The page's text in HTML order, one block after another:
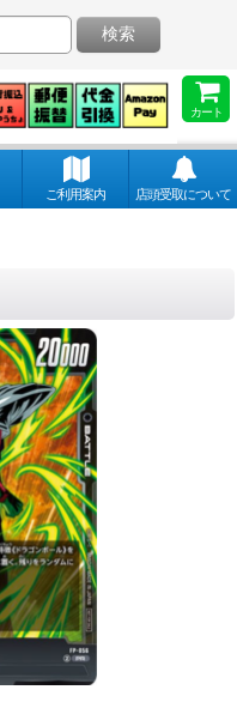
カート
検索
ご利用案内 店頭受取について